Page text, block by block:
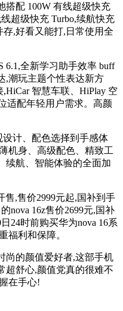
搭配 100W 有线超级快充
超级快充 Turbo,续航快充
,好看又能打,日常使用全
6.1,全新学习助手效率 buff
,潮玩主题个性表达新方
智慧车联、HiPlay 空
适配年轻用户需求。高颜
设计、配色选择到手感体
机身、高级配色、精致工
续航、智能体验的全面加
售,售价2999元起,国补到手
nova 16z售价2699元,国补
24时前购买华为nova 16系
福利和保障。
尚的颜值爱好者,这部手机
超舒心,颜值党真的很难不
在手心!